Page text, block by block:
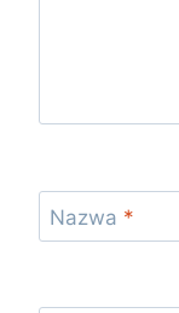
Nazwa *